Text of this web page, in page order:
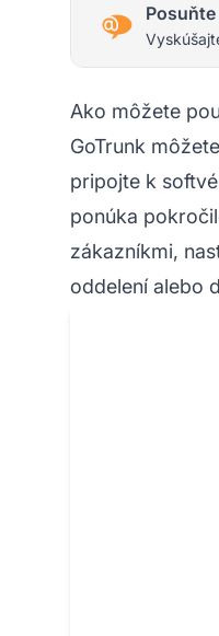
Ako môžete
GoTrunk
pripojte k
ponúka
zákazníkmi,
oddelení alebo